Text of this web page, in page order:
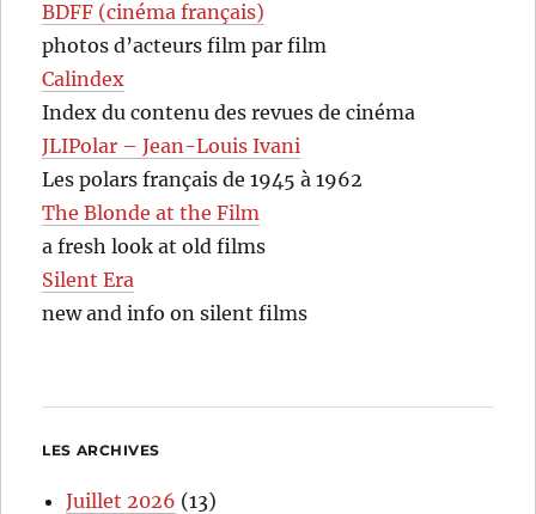
BDFF (cinéma français)
photos d’acteurs film par film
Calindex
Index du contenu des revues de cinéma
JLIPolar – Jean-Louis Ivani
Les polars français de 1945 à 1962
The Blonde at the Film
a fresh look at old films
Silent Era
new and info on silent films
LES ARCHIVES
Juillet 2026 (13)